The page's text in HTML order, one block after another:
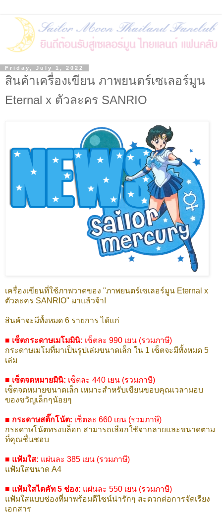
Friday, July 1, 2022
สินค้าเครื่องเขียน ภาพยนตร์เซเลอร์มูน
Eternal x ตัวละคร SANRIO
เครื่องเขียนที่ใช้ภาพวาดของ "ภาพยนตร์เซเลอร์มูน Eternal x
ตัวละคร SANRIO" มาแล้วจ้า!
สินค้าจะมีทั้งหมด 6 รายการ ได้แก่
■ เซ็ตกระดาษเมโมมินิ: เซ็ตละ 990 เยน (รวมภาษี)
กระดาษเมโมที่มาเป็นรูปเล่มขนาดเล็ก ใน 1 เซ็ตจะมีทั้งหมด 5
เล่ม
■ เซ็ตจดหมายมินิ: เซ็ตละ 440 เยน (รวมภาษี)
เซ็ตจดหมายขนาดเล็ก เหมาะสำหรับเขียนขอบคุณเวลามอบ
ของขวัญเล็กๆน้อยๆ
■ กระดาษสติ๊กโน้ต: เซ็ตละ 660 เยน (รวมภาษี)
กระดาษโน้ตทรงบล็อก สามารถเลือกใช้จากลายและขนาดตาม
ที่คุณชื่นชอบ
■ แฟ้มใส: แผ่นละ 385 เยน (รวมภาษี)
แฟ้มใสขนาด A4
■ แฟ้มใสไดคัท 5 ช่อง: แผ่นละ 550 เยน (รวมภาษี)
แฟ้มใสแบบช่องที่มาพร้อมดีไซน์น่ารักๆ สะดวกต่อการจัดเรียง
เอกสาร